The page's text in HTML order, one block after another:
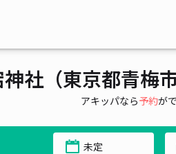
神社（東京都青梅
アキッパなら予約が
未定